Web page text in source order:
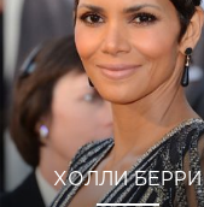
ХОЛЛИ БЕРРИ